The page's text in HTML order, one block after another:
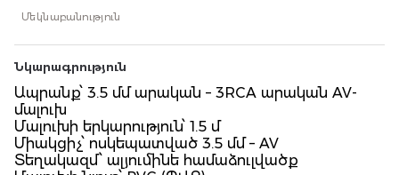
Մեկնաբանություն
Նկարագրություն
Ապրանք՝ 3.5 մմ արական – 3RCA արական AV-
մալուխ
Մալուխի երկարություն՝ 1.5 մ
Միակցիչ՝ ոսկեպատված 3.5 մմ – AV
Տեղակազմ՝ ալյումինե համաձուլվածք